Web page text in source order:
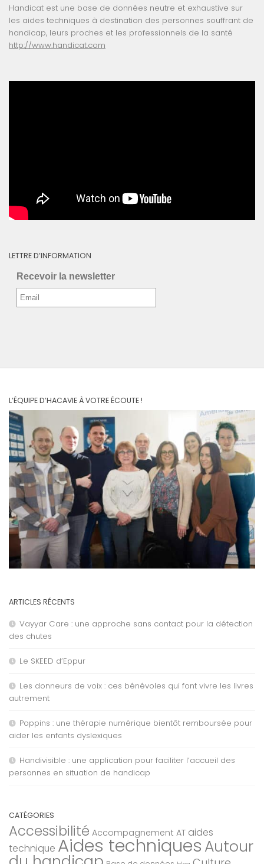
Handicat est une base de données neutre et exhaustive sur
les aides techniques à destination des personnes souffrant de
handicap, leurs proches et les professionnels de la santé
http://www.handicat.com
LETTRE D’INFORMATION
Recevoir la newsletter
L’ÉQUIPE D’HACAVIE À VOTRE ÉCOUTE !
ARTICLES RÉCENTS
Vayyar Care : une approche sans contact pour la détection
des chutes
Le SKEED d’Eppur
Les donneurs de voix : ces bénévoles qui font vivre les livres
autrement
Poppins : une thérapie numérique bientôt remboursée pour
aider les enfants dyslexiques
Handivisible : une application pour faciliter l’accueil des
personnes en situation de handicap
CATÉGORIES
Accessibilité Accompagnement AT aides
technique Aides techniquesAutour